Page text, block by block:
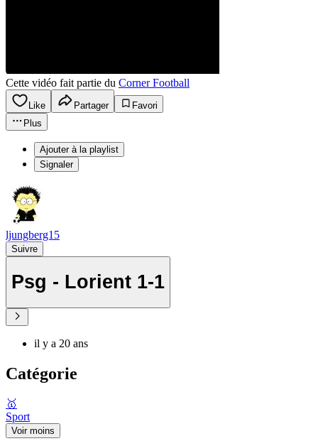
Cette vidéo fait partie du Corner Football
Like Partager
Favori
Plus
Ajouter à la playlist
Signaler
ljungberg15
Suivre
Psg - Lorient 1-1
il y a 20 ans
Catégorie
🥇
Sport
Voir moins